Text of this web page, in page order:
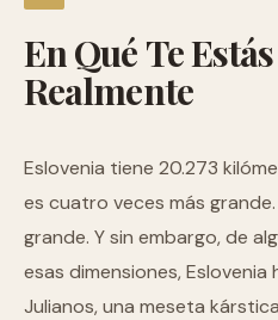
EnQuéTeEstás
Realmente
Eslovenia tiene 20.273
es cuatro veces más grande.
grande. Y sin embargo, de
esas dimensiones, Eslovenia
Julianos, una meseta